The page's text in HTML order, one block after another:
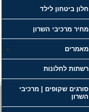
חלון ביטחון לילד
מחיר מרכיבי השרון
מאמרים
רשתות לחלונות
סורגים שקופים | מרכיבי
השרון
דף הבית